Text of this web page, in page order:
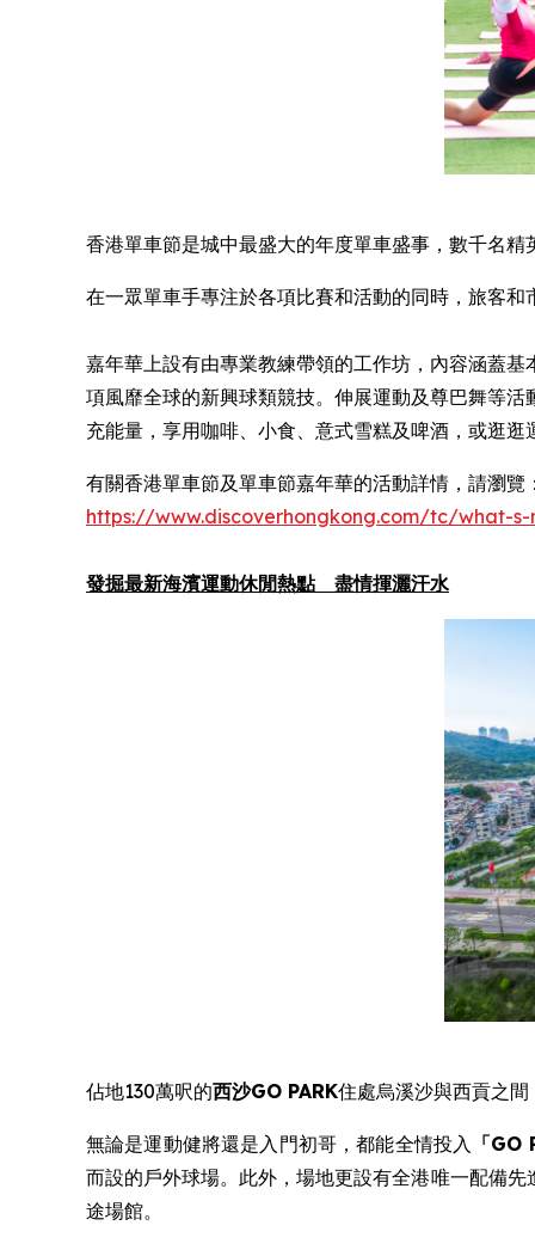
香港單車節是城中最盛大的年度單車盛事，數千名
在一眾單車手專注於各項比賽和活動的同時，旅客
嘉年華上設有由專業教練帶領的工作坊，內容涵蓋
項風靡全球的新興球類競技。伸展運動及尊巴舞等
充能量，享用咖啡、小食、意式雪糕及啤酒，或逛
有關香港單車節及單車節嘉年華的活動詳情，請瀏覽
https://www.discoverhongkong.com/tc/what-s-
發掘最新海濱運動休閒熱點 盡情揮灑汗水
佔地130萬呎的西沙GO PARK住處烏溪沙與西貢之
無論是運動健將還是入門初哥，都能全情投入 「GO
而設的戶外球場。此外，場地更設有全港唯一配備
途場館。